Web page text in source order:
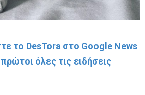
το DesTora στο Google News
όλες τις ειδήσεις